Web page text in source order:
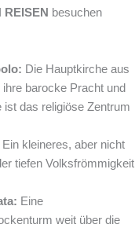
REISEN besuchen
Die Hauptkirche aus
barocke Pracht und
ist das religiöse Zentrum
Ein kleineres, aber nicht
tiefen Volksfrömmigkeit
Eine
weit über die